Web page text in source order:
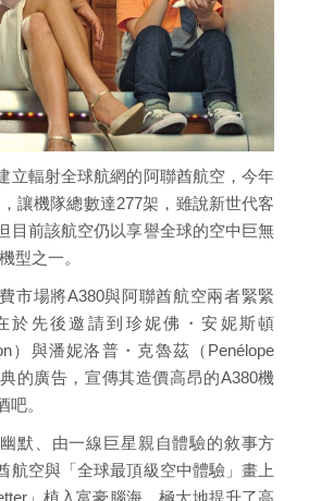
立輻射全球航網的阿聯酋航空，今年
讓機隊總數達277架，雖說新世代客
目前該航空仍以享譽全球的空中巨無
型之一。
市場將A380與阿聯酋航空兩者緊緊
於先後邀請到珍妮佛・安妮斯頓
）與潘妮洛普・克魯茲（Penélope
的廣告，宣傳其造價高昂的A380機
吧。
默、由一線巨星親自體驗的敘事方
航空與「全球最頂級空中體驗」畫上
」植入富豪腦海，極大地提升了高